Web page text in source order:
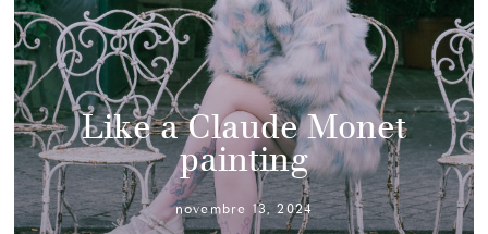
Like a Claude Monet
painting
novembre 13, 2024